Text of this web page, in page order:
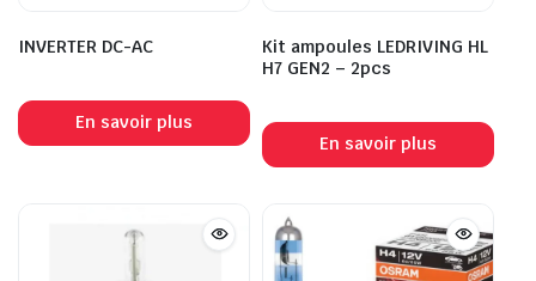
INVERTER DC-AC
En savoir plus
Kit ampoules LEDRIVING HL
H7 GEN2 – 2pcs
En savoir plus